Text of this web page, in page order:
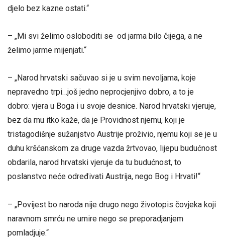
djelo bez kazne ostati.“
– „Mi svi želimo osloboditi se od jarma bilo čijega, a ne
želimo jarme mijenjati.“
– „Narod hrvatski sačuvao si je u svim nevoljama, koje
nepravedno trpi…još jedno neprocjenjivo dobro, a to je
dobro: vjera u Boga i u svoje desnice. Narod hrvatski vjeruje,
bez da mu itko kaže, da je Providnost njemu, koji je
tristagodišnje sužanjstvo Austrije proživio, njemu koji se je u
duhu kršćanskom za druge vazda žrtvovao, lijepu budućnost
obdarila, narod hrvatski vjeruje da tu budućnost, to
poslanstvo neće određivati Austrija, nego Bog i Hrvati!“
– „Povijest bo naroda nije drugo nego životopis čovjeka koji
naravnom smrću ne umire nego se preporadjanjem
pomladjuje.“